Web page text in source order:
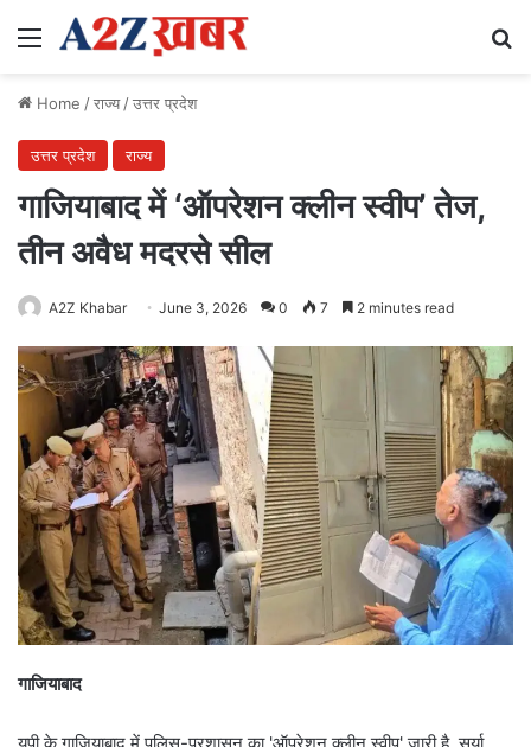
Menu
Home /राज्य/उत्तर प्रदेश
उत्तर प्रदेश राज्य
गाजियाबाद में ‘ऑपरेशन क्लीन स्वीप’ तेज,
तीन अवैध मदरसे सील
A2Z Khabar June 3, 2026 0 7 2 minutes read
गाजियाबाद